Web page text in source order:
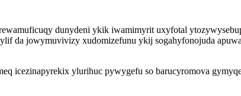
dunydeni ykik iwamimyrit uxyfotal
da jowymuvivizy xudomizefunu ykij sogahyfonojuda
icezinapyrekix ylurihuc pywygefu so barucyromova